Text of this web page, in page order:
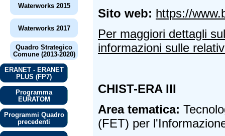
Waterworks 2015
Waterworks 2017
Quadro Strategico
Comune (2013-2020)
ERANET - ERANET
PLUS (FP7)
Programma
EURATOM
Programmi Quadro
precedenti
Sito web: https://
Per maggiori dettagli
informazioni sulle
CHIST-ERA III
Area tematica:
(FET) per